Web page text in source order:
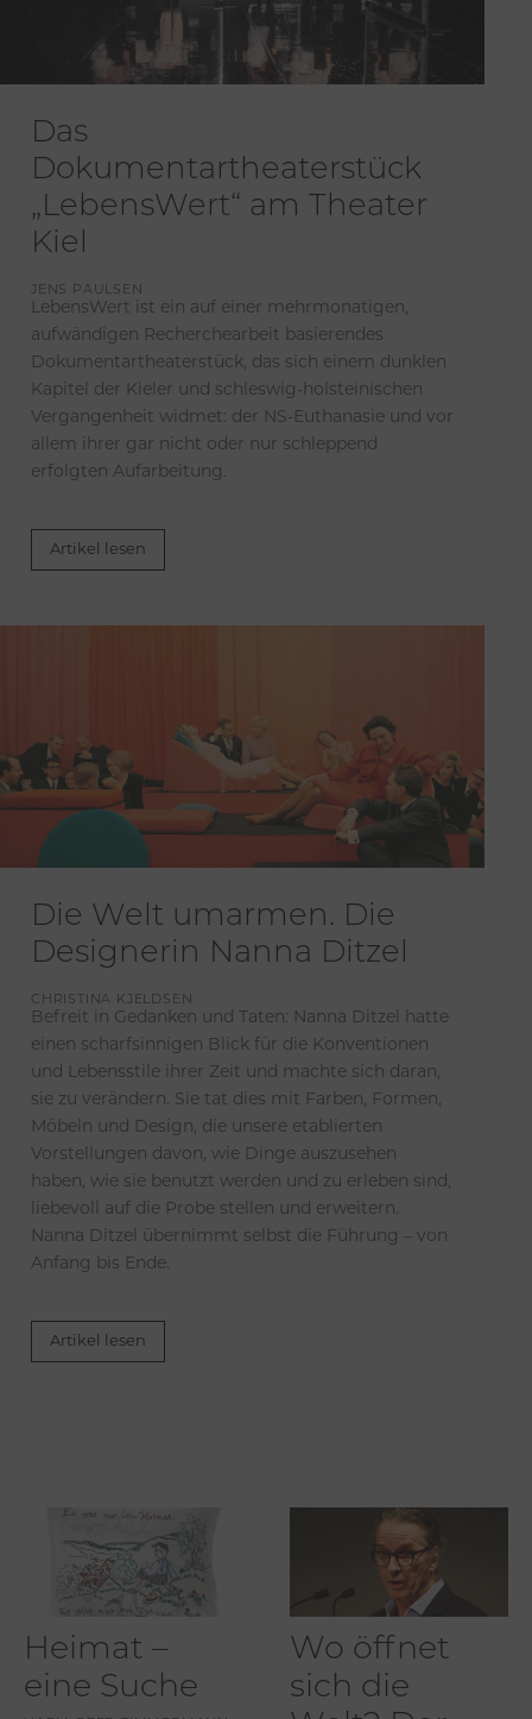
Das
Dokumentartheaterstück
„LebensWert“ am Theater
Kiel
JENS PAULSEN
LebensWert ist ein auf einer mehrmonatigen,
aufwändigen Recherchearbeit basierendes
Dokumentartheaterstück, das sich einem dunklen
Kapitel der Kieler und schleswig-holsteinischen
Vergangenheit widmet: der NS-Euthanasie und vor
allem ihrer gar nicht oder nur schleppend
erfolgten Aufarbeitung.
Artikel lesen
Die Welt umarmen. Die
Designerin Nanna Ditzel
CHRISTINA KJELDSEN
Befreit in Gedanken und Taten: Nanna Ditzel hatte
einen scharfsinnigen Blick für die Konventionen
und Lebensstile ihrer Zeit und machte sich daran,
sie zu verändern. Sie tat dies mit Farben, Formen,
Möbeln und Design, die unsere etablierten
Vorstellungen davon, wie Dinge auszusehen
haben, wie sie benutzt werden und zu erleben sind,
liebevoll auf die Probe stellen und erweitern.
Nanna Ditzel übernimmt selbst die Führung – von
Anfang bis Ende.
Artikel lesen
Heimat –
eine Suche
Wo öffnet
sich die